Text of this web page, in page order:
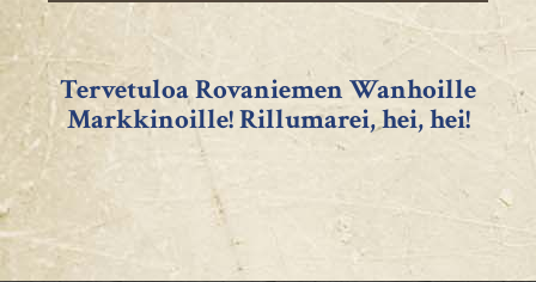
Tervetuloa Rovaniemen Wanhoille
Markkinoille!Rillumarei, hei, hei!